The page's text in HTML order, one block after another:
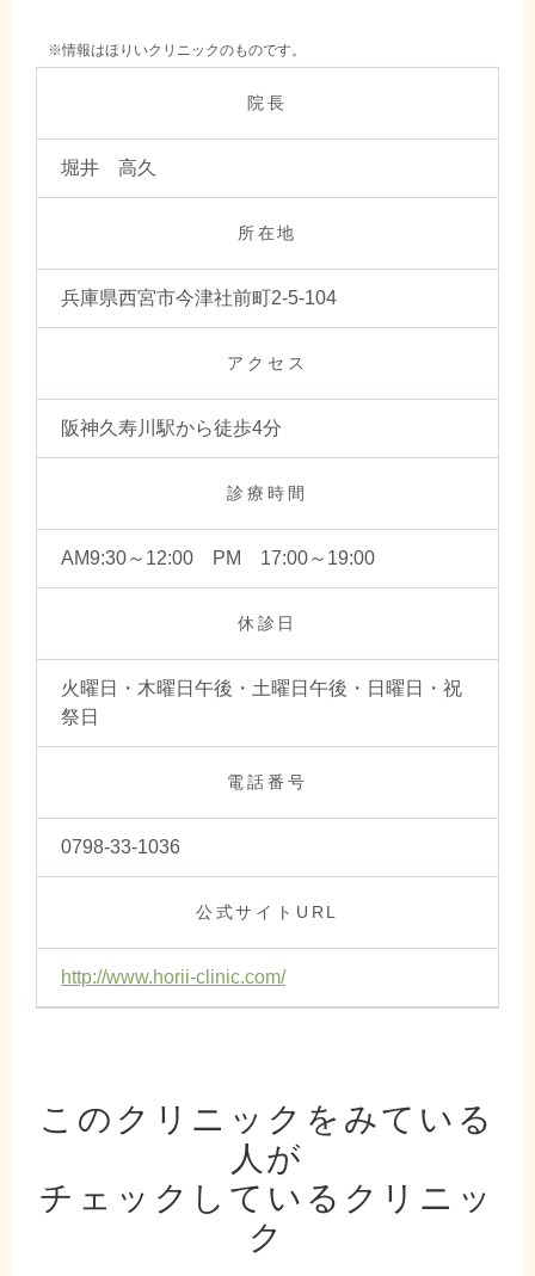
※情報はほりいクリニックのものです。
院長
堀井 高久
所在地
兵庫県西宮市今津社前町2-5-104
アクセス
阪神久寿川駅から徒歩4分
診療時間
AM9:30～12:00 PM 17:00～19:00
休診日
火曜日・木曜日午後・土曜日午後・日曜日・祝
祭日
電話番号
0798-33-1036
公式サイトURL
http://www.horii-clinic.com/
このクリニックをみている
人が
チェックしているクリニッ
ク